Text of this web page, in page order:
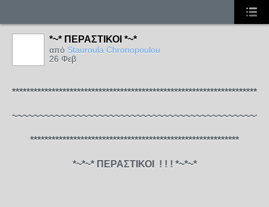
*~* ΠΕΡΑΣΤΙΚΟΙ *~*
από Stauroula Chronopoulou
26 Φεβ
**********************************************************
*~*~* ΠΕΡΑΣΤΙΚΟΙ ! ! ! *~*~*